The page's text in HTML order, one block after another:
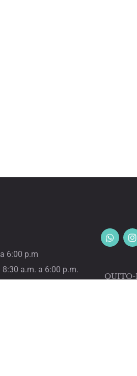
6:00 p.m
8:30 a.m. a 6:00 p.m.
QUITO-